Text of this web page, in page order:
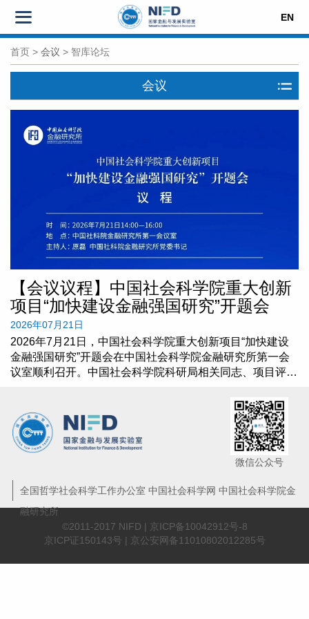
EN
首页 > 会议 > 智库论坛
会议
【会议议程】中国社会科学院重大创新
项目“加快建设金融强国研究”开题会
2026年07月21日
2026年7月21日，中国社会科学院重大创新项目“加快建设
金融强国研究”开题会在中国社会科学院金融研究所第一会
议室顺利召开。中国社会科学院科研局相关同志、项目评议
微信公众号
全国哲学社会科学工作办公室 中国社会科学网 中国社会科学院金
融研究所
©2011-2017 NIFD | 京ICP备10042912号-8
京ICP证150143号 | 京公安网备11010802012285号